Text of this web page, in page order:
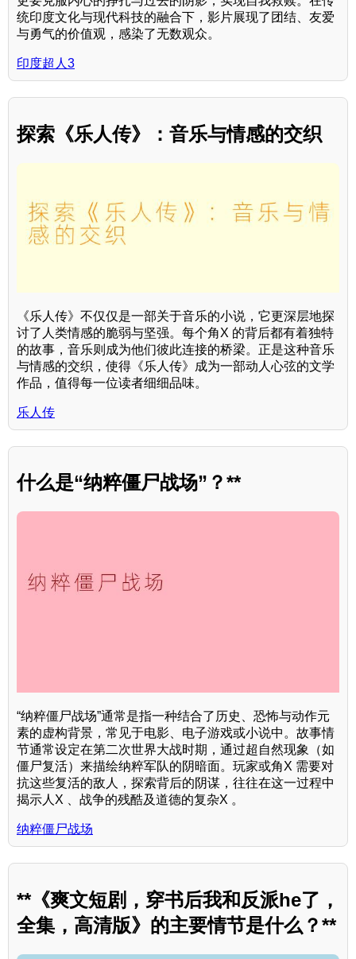
统印度文化与现代科技的融合下，影片展现了团结、友爱
与勇气的价值观，感染了无数观众。
印度超人3
探索《乐人传》：音乐与情感的交织
《乐人传》不仅仅是一部关于音乐的小说，它更深层地探
讨了人类情感的脆弱与坚强。每个角X 的背后都有着独特
的故事，音乐则成为他们彼此连接的桥梁。正是这种音乐
与情感的交织，使得《乐人传》成为一部动人心弦的文学
作品，值得每一位读者细细品味。
乐人传
什么是“纳粹僵尸战场”？**
“纳粹僵尸战场”通常是指一种结合了历史、恐怖与动作元
素的虚构背景，常见于电影、电子游戏或小说中。故事情
节通常设定在第二次世界大战时期，通过超自然现象（如
僵尸复活）来描绘纳粹军队的阴暗面。玩家或角X 需要对
抗这些复活的敌人，探索背后的阴谋，往往在这一过程中
揭示人X 、战争的残酷及道德的复杂X 。
纳粹僵尸战场
**《爽文短剧，穿书后我和反派he了，
全集，高清版》的主要情节是什么？**